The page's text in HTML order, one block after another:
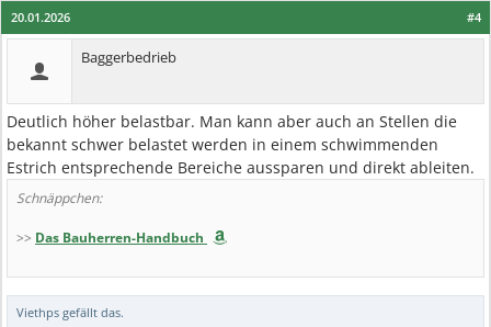
#4
20.01.2026
Baggerbedrieb
Deutlich höher belastbar. Man kann aber auch an Stellen die
bekannt schwer belastet werden in einem schwimmenden
Estrich entsprechende Bereiche aussparen und direkt ableiten.
Schnäppchen:
>> Das Bauherren-Handbuch
Viethps gefällt das.